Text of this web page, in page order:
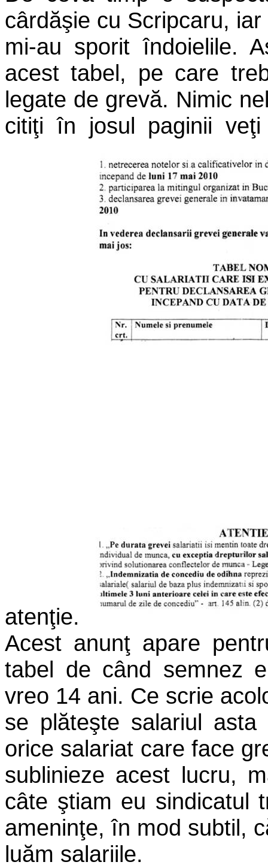
cârdăşie cu Scripcaru,
mi-au sporit îndoielile.
acest tabel, pe care
legate de grevă. Nimic
citiţi în josul paginii
atenţie.
Acest anunţ apare
tabel de când semnez
vreo 14 ani. Ce scrie
se plăteşte salariul
orice salariat care face
sublinieze acest lucru,
câte ştiam eu sindicatul
ameninţe, în mod subtil,
luăm salariile.